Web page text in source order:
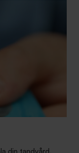
din tandvård.